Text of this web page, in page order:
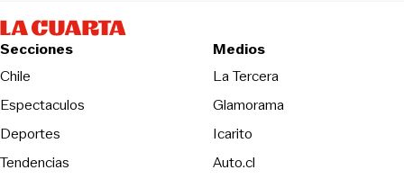
Secciones
Chile
Espectaculos
Deportes
Tendencias
Medios
La TerceraOpens in new
Glamorama
Icarito
Auto.cl